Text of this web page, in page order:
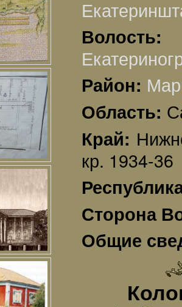
Район:
Область:
Край:
кр. 1934-36
Сторона
Общие